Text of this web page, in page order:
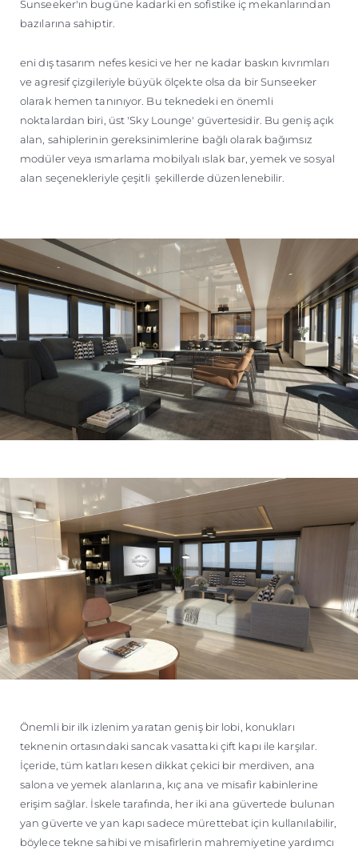
Sunseeker'ın bugüne kadarki en sofistike iç mekanlarından
bazılarına sahiptir.
eni dış tasarım nefes kesici ve her ne kadar baskın kıvrımları
ve agresif çizgileriyle büyük ölçekte olsa da bir Sunseeker
olarak hemen tanınıyor. Bu teknedeki en önemli
noktalardan biri, üst 'Sky Lounge' güvertesidir. Bu geniş açık
alan, sahiplerinin gereksinimlerine bağlı olarak bağımsız
modüler veya ısmarlama mobilyalı ıslak bar, yemek ve sosyal
alan seçenekleriyle çeşitli şekillerde düzenlenebilir.
Önemli bir ilk izlenim yaratan geniş bir lobi, konukları
teknenin ortasındaki sancak vasattaki çift kapı ile karşılar.
İçeride, tüm katları kesen dikkat çekici bir merdiven, ana
salona ve yemek alanlarına, kıç ana ve misafir kabinlerine
erişim sağlar. İskele tarafında, her iki ana güvertede bulunan
yan güverte ve yan kapı sadece mürettebat için kullanılabilir,
böylece tekne sahibi ve misafirlerin mahremiyetine yardımcı